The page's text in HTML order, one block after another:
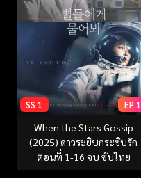
SS 1 EP 1
When the Stars Gossip
(2025) ดาวระยิบกระซิบรัก
ตอนที่ 1-16 จบ ซับไทย